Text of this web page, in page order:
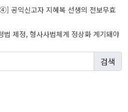
공익신고자 지혜복 선생의 전보무효
법 제정, 형사사법체계 정상화 계기돼야